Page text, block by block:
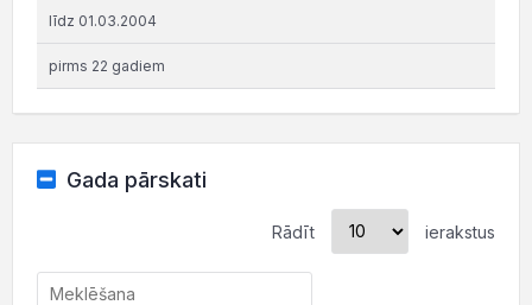
līdz 01.03.2004
pirms 22 gadiem
Gada pārskati
Rādīt ierakstus